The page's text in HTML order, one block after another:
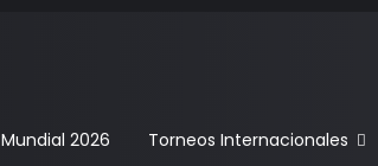
Mundial 2026 Torneos Internacionales